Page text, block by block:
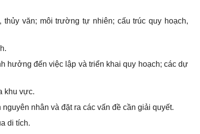
văn; môi trường tự nhiên; cấu trúc quy hoạch,
hưởng đến việc lập và triển khai quy hoạch; các dự
khu vực.
nhân và đặt ra các vấn đề cần giải quyết.
di tích.